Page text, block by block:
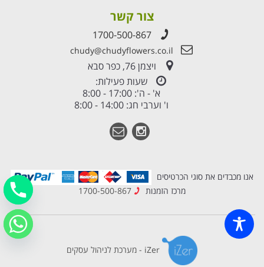
צור קשר
1700-500-867
chudy@chudyflowers.co.il
ויצמן 76, כפר סבא
שעות פעילות:
א' - ה': 17:00 - 8:00
ו' וערבי חג: 14:00 - 8:00
אנו מכבדים את סוגי הכרטיסים
מרכז הזמנות
iZer - מערכת לניהול עסקים